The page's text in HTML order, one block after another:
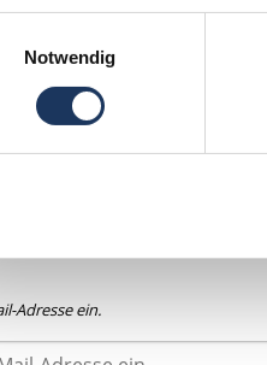
Notwendig
Kontaktanfragen*
und Kommunikation per
Zustimmung jederzeit
Adresse ein.